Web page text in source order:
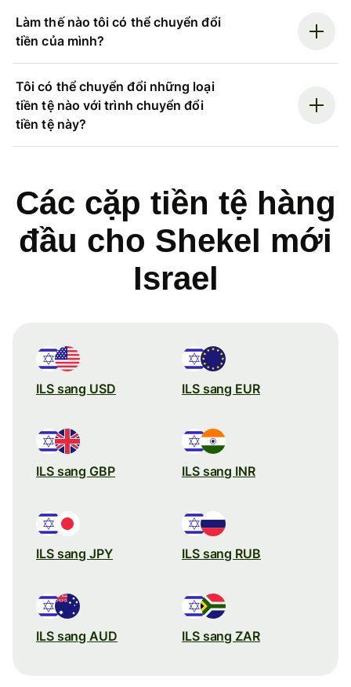
Làm thế nào tôi có thể chuyển đổi
tiền của mình?
Tôi có thể chuyển đổi những loại
tiền tệ nào với trình chuyển đổi
tiền tệ này?
Các cặp tiền tệ hàng
đầu cho Shekel mới
Israel
ILS sang USD ILS sang EUR
ILS sang GBP ILS sang INR
ILS sang JPY ILS sang RUB
ILS sang AUD ILS sang ZAR